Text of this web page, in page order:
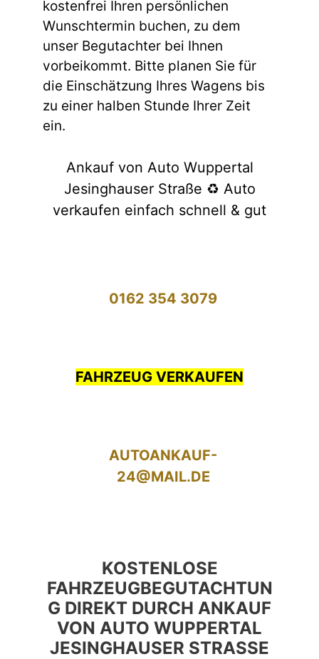
kostenfrei Ihren persönlichen
Wunschtermin buchen, zu dem
unser Begutachter bei Ihnen
vorbeikommt. Bitte planen Sie für
die Einschätzung Ihres Wagens bis
zu einer halben Stunde Ihrer Zeit
ein.
Ankauf von Auto Wuppertal
Jesinghauser Straße ♻️ Auto
verkaufen einfach schnell & gut
0162 354 3079
FAHRZEUG VERKAUFEN
AUTOANKAUF-
24@MAIL.DE
KOSTENLOSE
FAHRZEUGBEGUTACHTUN
G DIREKT DURCH ANKAUF
VON AUTO WUPPERTAL
JESINGHAUSER STRASSE